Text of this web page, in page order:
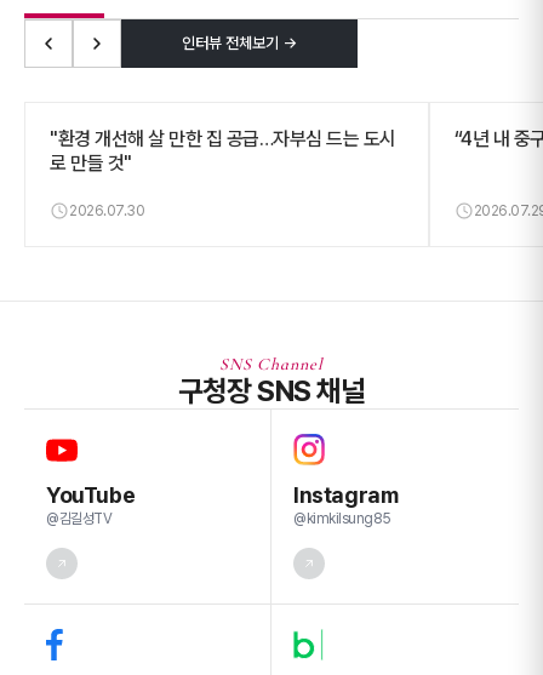
인터뷰 전체보기 →
"환경 개선해 살 만한 집 공급…자부심 드는 도시
로 만들 것"
2026.07.30
“4년 내 중
SNS Channel
구청장 SNS 채널
YouTube
@김길성TV
Instagram
@kimkilsung85